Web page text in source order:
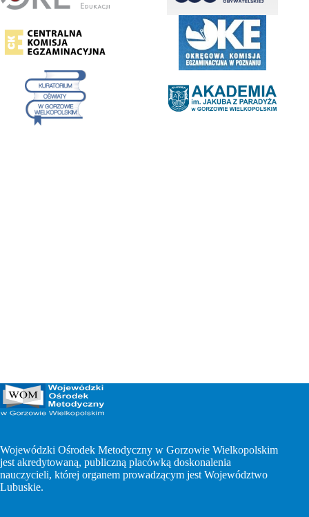
Wojewódzki Ośrodek Metodyczny w Gorzowie Wielkopolskim
jest akredytowaną, publiczną placówką doskonalenia
nauczycieli, której organem prowadzącym jest Województwo
Lubuskie.